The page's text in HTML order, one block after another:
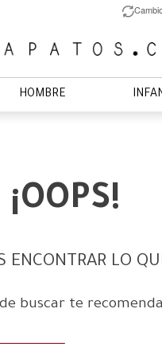
HOMBRE
¡OOPS!
LO
buscar te